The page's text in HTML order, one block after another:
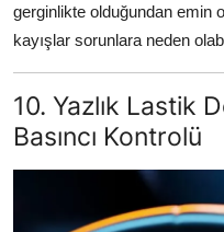
gerginlikte olduğundan emin
kayışlar sorunlara neden
10. Yazlık Lastik
Basıncı Kontrolü